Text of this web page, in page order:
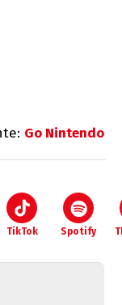
Go Nintendo
TikTok Spotify